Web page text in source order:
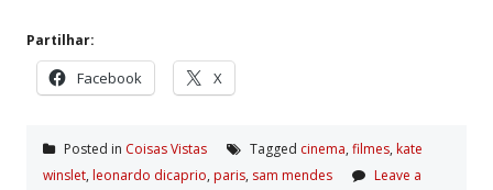
Partilhar:
Facebook X
Posted in Coisas Vistas Tagged cinema, filmes, kate
winslet, leonardo dicaprio, paris, sam mendes
Leave a